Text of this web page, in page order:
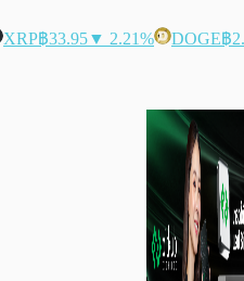
XRP฿33.95▼ 2.21% DOGE฿